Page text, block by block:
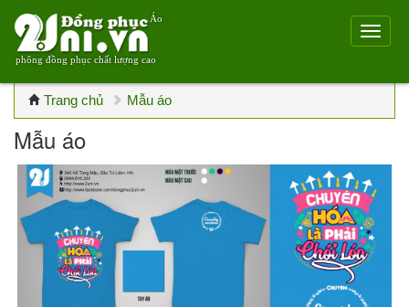
Áo
phông đồng phục chất lượng cao
Trang chủ Mẫu áo
Mẫu áo